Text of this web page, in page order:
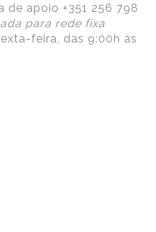
de apoio +351 256 798
para rede fixa
feira, das 9:00h às